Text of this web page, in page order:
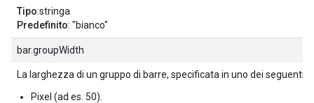
Tipo:stringa
Predefinito: "bianco"
bar.groupWidth
La larghezza di un gruppo di barre, specificata in uno dei seguenti
Pixel (ad es. 50).